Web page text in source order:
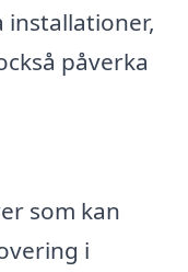
installationer,
påverka
som kan
i